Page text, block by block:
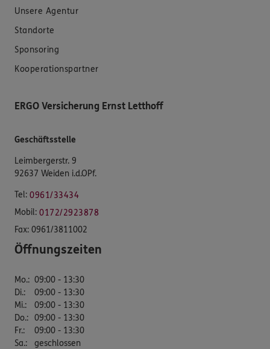
Unsere Agentur
Standorte
Sponsoring
Kooperationspartner
ERGO Versicherung Ernst Letthoff
Geschäftsstelle
Leimbergerstr. 9
92637 Weiden i.d.OPf.
Tel: 0961/33434
Mobil: 0172/2923878
Fax: 0961/3811002
Öffnungszeiten
Mo.: 09:00 - 13:30
Di.:
09:00 - 13:30
Mi.:
09:00 - 13:30
Do.: 09:00 - 13:30
Fr.:
09:00 - 13:30
Sa.: geschlossen